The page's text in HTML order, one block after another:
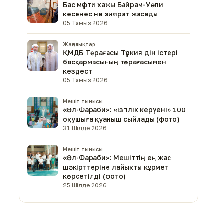
Бас мүфти хажы Байрам-Уәли
кесенесіне зиярат жасады
05 Тамыз 2026
Жаңалықтар
ҚМДБ Төрағасы Түркия дін істері
басқармасының төрағасымен
кездесті
05 Тамыз 2026
Мешіт тынысы
«Әл-Фараби»: «Ізгілік керуені» 100
оқушыға қуаныш сыйлады (фото)
31 Шілде 2026
Мешіт тынысы
«Әл-Фараби»: Мешіттің ең жас
шәкірттеріне лайықты құрмет
көрсетілді (фото)
25 Шілде 2026